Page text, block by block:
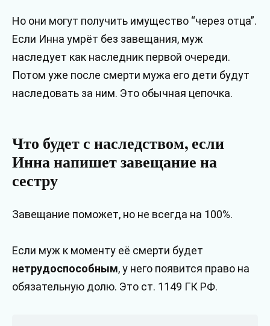
Но они могут получить имущество “через отца”.
Если Инна умрёт без завещания, муж
наследует как наследник первой очереди.
Потом уже после смерти мужа его дети будут
наследовать за ним. Это обычная цепочка.
Что будет с наследством, если
Инна напишет завещание на
сестру
Завещание поможет, но не всегда на 100%.
Если муж к моменту её смерти будет
нетрудоспособным, у него появится право на
обязательную долю. Это ст. 1149 ГК РФ.